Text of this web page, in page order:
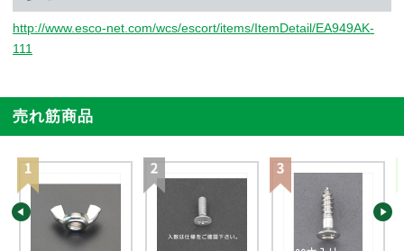
http://www.esco-net.com/wcs/escort/items/ItemDetail/EA949AK-
111
売れ筋商品